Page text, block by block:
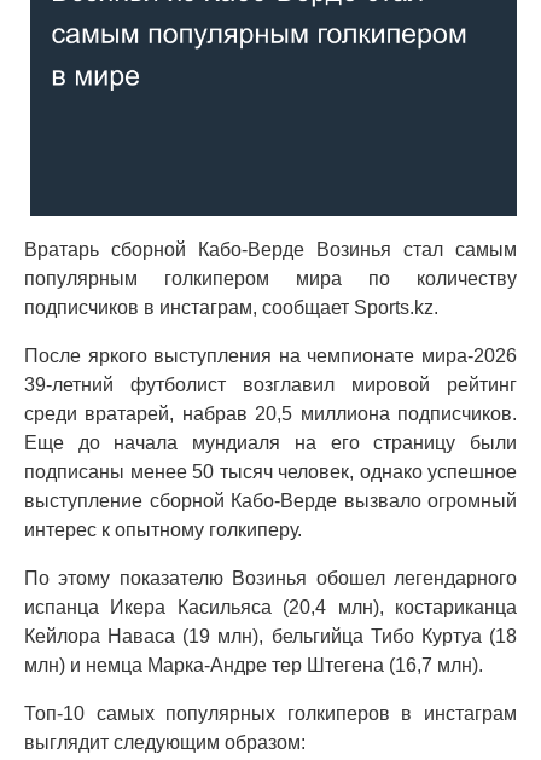
Вратарь сборной Кабо-Верде Возинья стал самым
популярным голкипером мира по количеству
подписчиков в инстаграм, сообщает Sports.kz.
После яркого выступления на чемпионате мира-2026
39-летний футболист возглавил мировой рейтинг
среди вратарей, набрав 20,5 миллиона подписчиков.
Еще до начала мундиаля на его страницу были
подписаны менее 50 тысяч человек, однако успешное
выступление сборной Кабо-Верде вызвало огромный
интерес к опытному голкиперу.
По этому показателю Возинья обошел легендарного
испанца Икера Касильяса (20,4 млн), костариканца
Кейлора Наваса (19 млн), бельгийца Тибо Куртуа (18
млн) и немца Марка-Андре тер Штегена (16,7 млн).
Топ-10 самых популярных голкиперов в инстаграм
выглядит следующим образом: